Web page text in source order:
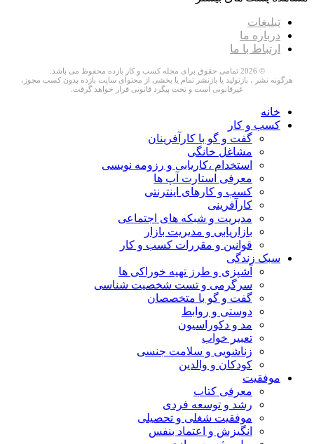
تبلیغات
درباره ما
ارتباط با ما
© 2026 تمامی حقوق برای مجله کسب و کار بازده محفوظ می باشد.
هرگونه نشر ، بازتولید یا بازنشر تمام یا بخشی از محتوای سایت بازده بدون کسب مجوز،
غیرقانونی است و تحت پیگرد قانونی قرار خواهد گرفت.
خانه
کسب و کار
گفت و گو با کارآفرینان
مشاغل خانگی
استخدام ،کاریابی و رزومه نویسی
معرفی استارت آپ ها
کسب و کارهای اینترنتی
کارآفرینی
مدیریت و شبکه های اجتماعی
بازاریابی و مدیریت بازار
قوانین و مقررات کسب و کار
سبک زندگی
آشپزی و طرز تهیه خوراکی ها
سرگرمی و تست شخصیت شناسی
گفت و گو با متخصصان
دوستی و روابط
مد و دکوراسیون
تعبیر خواب
زناشویی و سلامت جنسی
کودکان و والدین
موفقیت
معرفی کتاب
رشد و توسعه فردی
موفقیت شغلی و تحصیلی
انگیزش و اعتماد بنفس